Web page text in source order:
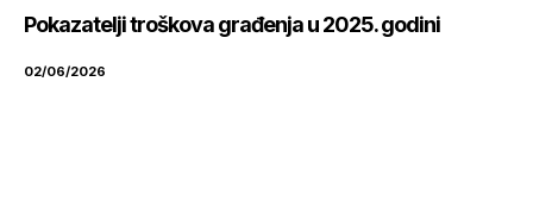
Pokazatelji troškova građenja u 2025. godini
02/06/2026